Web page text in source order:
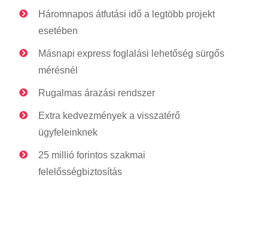
Háromnapos átfutási idő a legtöbb projekt
esetében
Másnapi express foglalási lehetőség sürgős
mérésnél
Rugalmas árazási rendszer
Extra kedvezmények a visszatérő
ügyfeleinknek
25 millió forintos szakmai
felelősségbiztosítás